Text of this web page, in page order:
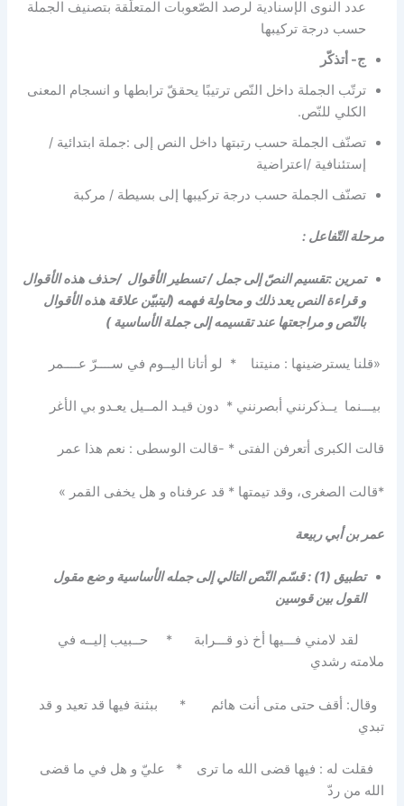
عدد النوى الإسنادية لرصد الصّعوبات المتعلّقة بتصنيف الجملة
حسب درجة تركيبها
ج- أتذكّر
ترتّب الجملة داخل النّص ترتيبًا يحققّ ترابطها و انسجام المعنى
الكلي للنّص.
تصنّف الجملة حسب رتبتها داخل النص إلى :جملة ابتدائية /
إستئنافية /اعتراضية
تصنّف الجملة حسب درجة تركيبها إلى بسيطة / مركبة
مرحلة التّفاعل :
تمرين :تقسيم النصّ إلى جمل / تسطير الأقوال /حذف هذه الأقوال
و قراءة النص يعد ذلك و محاولة فهمه (ليتبيّن علاقة هذه الأقوال
بالنّص و مراجعتها عند تقسيمه إلى جملة الأساسية )
«قلنا يسترضينها : منيتنا * لو أتانا اليــوم في ســــرّ عــــمر
بيـــنما يــذكرنني أبصرنني * دون قيـد المــيل يعـدو بي الأغر
قالت الكبرى أتعرفن الفتى * -قالت الوسطى : نعم هذا عمر
*قالت الصغرى، وقد تيمتها * قد عرفناه و هل يخفى القمر »
عمر بن أبي ربيعة
تطبيق (1) : قسّم النّص التالي إلى جمله الأساسية و ضع مقول
القول بين قوسين
لقد لامني فـــيها أخ ذو قـــرابة * حــبيب إليــه في
ملامته رشدي
وقال: أقف حتى متى أنت هائم * ببثنة فيها قد تعيد و قد
تبدي
فقلت له : فيها قضى الله ما ترى * عليّ و هل في ما قضى
الله من ردّ